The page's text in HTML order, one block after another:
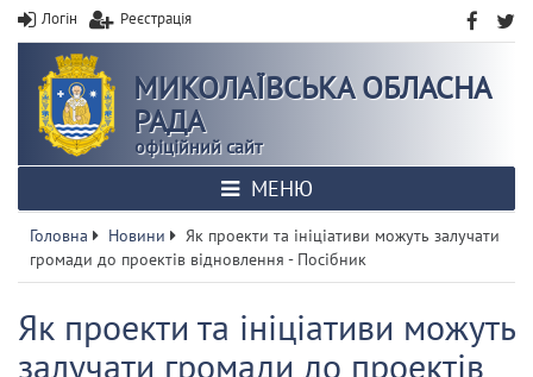
Логін Реєстрація
МИКОЛАЇВСЬКА ОБЛАСНА
РАДА
офіційний сайт
МЕНЮ
Головна Новини
Як проекти та ініціативи можуть залучати
громади до проектів відновлення - Посібник
Як проекти та ініціативи можуть
залучати громади до проектів